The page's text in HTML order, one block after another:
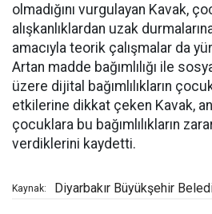
olmadığını vurgulayan Kavak,
alışkanlıklardan uzak
amacıyla teorik çalışmalar da
Artan madde bağımlılığı ile
üzere dijital bağımlılıkların
etkilerine dikkat çeken Kavak,
çocuklara bu bağımlılıkların
verdiklerini kaydetti.
Kaynak: Diyarbakır Büyükşehir